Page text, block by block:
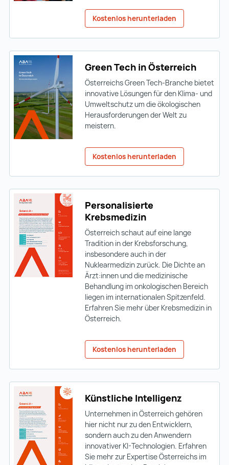
Kostenlos herunterladen
Green Tech in Österreich
Österreichs Green Tech-Branche bietet
innovative Lösungen für den Klima- und
Umweltschutz um die ökologischen
Herausforderungen der Welt zu
meistern.
Kostenlos herunterladen
Personalisierte
Krebsmedizin
Österreich schaut auf eine lange
Tradition in der Krebsforschung,
insbesondere auch in der
Nuklearmedizin zurück. Die Dichte an
Ärzt:innen und die medizinische
Behandlung im onkologischen Bereich
liegen im internationalen Spitzenfeld.
Erfahren Sie mehr über Krebsmedizin in
Österreich.
Kostenlos herunterladen
Künstliche Intelligenz
Unternehmen in Österreich gehören
hier nicht nur zu den Entwicklern,
sondern auch zu den Anwendern
innovativer KI-Technologien. Erfahren
Sie mehr zur Expertise Österreichs im